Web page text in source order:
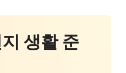
생활 준